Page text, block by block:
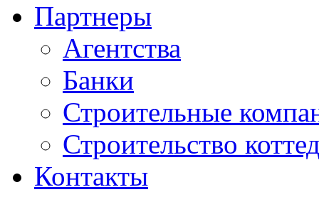
Партнеры
Агентства
Банки
Строительные
Строительство
Контакты